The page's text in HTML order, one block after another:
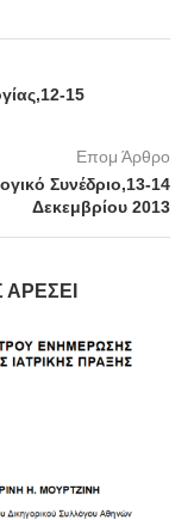
15
Επομ Άρθρο
Συνέδριο,13-14
Δεκεμβρίου 2013